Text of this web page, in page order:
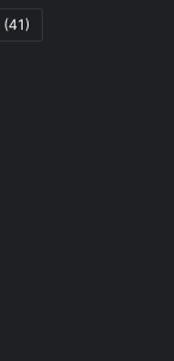
(41)